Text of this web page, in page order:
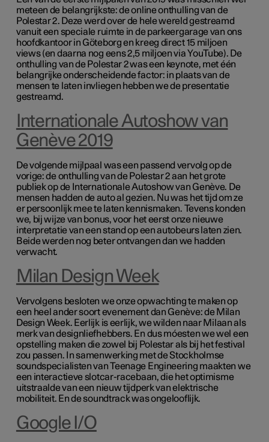
meteen de belangrijkste: de online onthulling van de
Polestar 2. Deze werd over de hele wereld gestreamd
vanuit een speciale ruimte in de parkeergarage van ons
hoofdkantoor in Göteborg en kreeg direct 15 miljoen
views (en daarna nog eens 2,5 miljoen via YouTube). De
onthulling van de Polestar 2 was een keynote, met één
belangrijke onderscheidende factor: in plaats van de
mensen te laten invliegen hebben we de presentatie
gestreamd.
Internationale Autoshow van
Genève 2019
De volgende mijlpaal was een passend vervolg op de
vorige: de onthulling van de Polestar 2 aan het grote
publiek op de Internationale Autoshow van Genève. De
mensen hadden de auto al gezien. Nu was het tijd om ze
er persoonlijk mee te laten kennismaken. Tevens konden
we, bij wijze van bonus, voor het eerst onze nieuwe
interpretatie van een stand op een autobeurs laten zien.
Beide werden nog beter ontvangen dan we hadden
verwacht.
Milan Design Week
Vervolgens besloten we onze opwachting te maken op
een heel ander soort evenement dan Genève: de Milan
Design Week. Eerlijk is eerlijk, we wilden naar Milaan als
merk van designliefhebbers. En dus móesten we wel een
opstelling maken die zowel bij Polestar als bij het festival
zou passen. In samenwerking met de Stockholmse
soundspecialisten van Teenage Engineering maakten we
een interactieve slotcar-racebaan, die het optimisme
uitstraalde van een nieuw tijdperk van elektrische
mobiliteit. En de soundtrack was ongelooflijk.
Google I/O